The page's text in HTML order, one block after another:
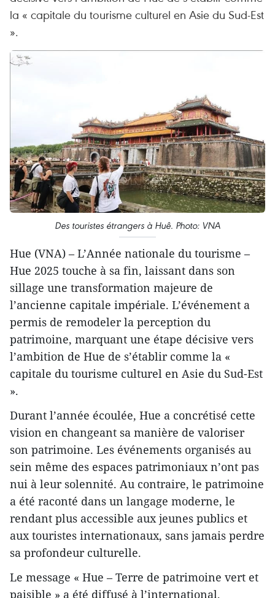
la « capitale du tourisme culturel en Asie du Sud-Est
».
Des touristes étrangers à Huê. Photo: VNA
Hue (VNA) – L’Année nationale du tourisme –
Hue 2025 touche à sa fin, laissant dans son
sillage une transformation majeure de
l’ancienne capitale impériale. L’événement a
permis de remodeler la perception du
patrimoine, marquant une étape décisive vers
l’ambition de Hue de s’établir comme la «
capitale du tourisme culturel en Asie du Sud-Est
».
Durant l’année écoulée, Hue a concrétisé cette
vision en changeant sa manière de valoriser
son patrimoine. Les événements organisés au
sein même des espaces patrimoniaux n’ont pas
nui à leur solennité. Au contraire, le patrimoine
a été raconté dans un langage moderne, le
rendant plus accessible aux jeunes publics et
aux touristes internationaux, sans jamais perdre
sa profondeur culturelle.
Le message « Hue – Terre de patrimoine vert et
paisible » a été diffusé à l’international,